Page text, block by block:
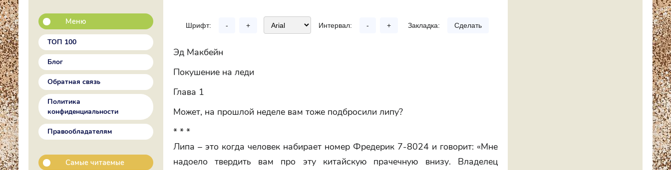
Меню
ТОП 100
Блог
Обратная связь
Политика
конфиденциальности
Правообладателям
Самые читаемые
Шрифт: - + Интервал: - + Закладка: Сделать
Эд Макбейн
Покушение на леди
Глава 1
Может, на прошлой неделе вам тоже подбросили липу?
* * *
Липа – это когда человек набирает номер Фредерик 7-8024 и говорит: «Мне
надоело твердить вам про эту китайскую прачечную внизу. Владелец